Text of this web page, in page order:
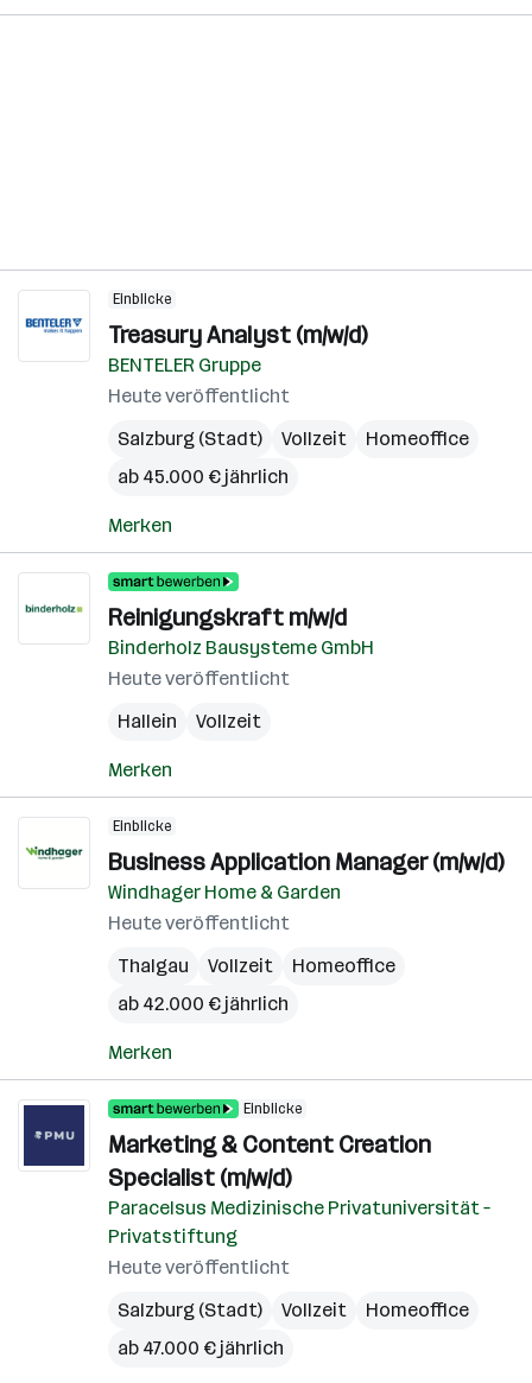
Einblicke
Treasury Analyst (m/w/d)
BENTELER Gruppe
Heute veröffentlicht
Salzburg (Stadt)
Vollzeit
Homeoffice
ab 45.000 € jährlich
Merken
Reinigungskraft m/w/d
Binderholz Bausysteme GmbH
Heute veröffentlicht
Hallein
Vollzeit
Merken
Einblicke
Business Application Manager (m/w/d)
Windhager Home & Garden
Heute veröffentlicht
Thalgau
Vollzeit
Homeoffice
ab 42.000 € jährlich
Merken
Einblicke
Marketing & Content Creation
Specialist (m/w/d)
Paracelsus Medizinische Privatuniversität –
Privatstiftung
Heute veröffentlicht
Salzburg (Stadt)
Vollzeit
Homeoffice
ab 47.000 € jährlich